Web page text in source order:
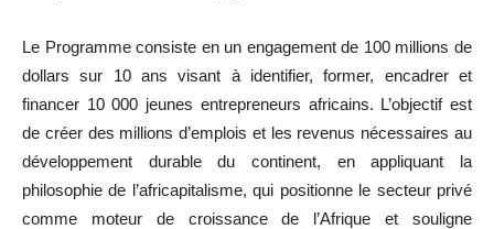
Le Programme consiste en un engagement de 100 millions de
dollars sur 10 ans visant à identifier, former, encadrer et
financer 10 000 jeunes entrepreneurs africains. L’objectif est
de créer des millions d’emplois et les revenus nécessaires au
développement durable du continent, en appliquant la
philosophie de l’africapitalisme, qui positionne le secteur privé
comme moteur de croissance de l’Afrique et souligne